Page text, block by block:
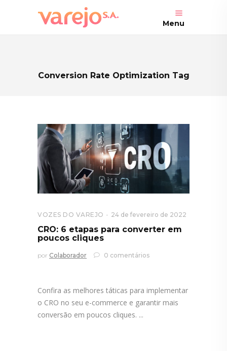
Menu
Conversion Rate Optimization Tag
VOZES DO VAREJO 24 de fevereiro de 2022
CRO: 6 etapas para converter em
poucos cliques
por Colaborador 0 comentários
Confira as melhores táticas para implementar
o CRO no seu e-commerce e garantir mais
conversão em poucos cliques.